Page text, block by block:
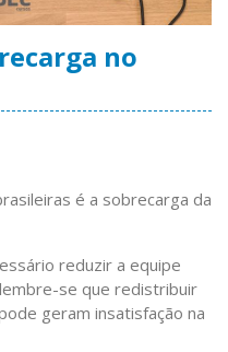
no
é a sobrecarga da
reduzir a equipe
se que redistribuir
geram insatisfação na